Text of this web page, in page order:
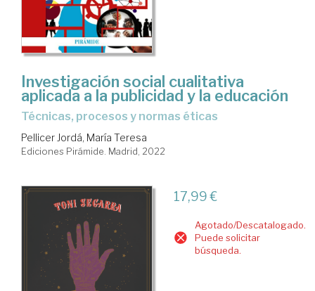
Investigación social cualitativa
aplicada a la publicidad y la educación
técnicas, procesos y normas éticas
Pellicer Jordá, María Teresa
Ediciones Pirámide. Madrid, 2022
17,99 €
Agotado/Descatalogado.
Puede solicitar
búsqueda.